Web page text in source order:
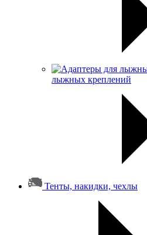
лыжных креплений
Тенты, накидки, чехлы